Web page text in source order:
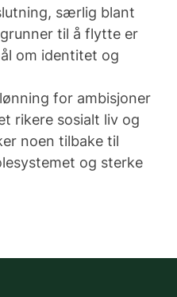
særlig blant
til å flytte er
om identitet og
for ambisjoner
rikere sosialt liv og
noen tilbake til
og sterke